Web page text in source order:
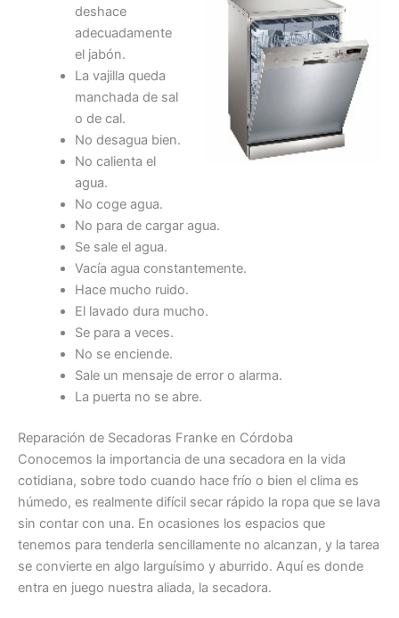
deshace
adecuadamente
el jabón.
La vajilla queda
manchada de sal
o de cal.
No desagua bien.
No calienta el
agua.
No coge agua.
No para de cargar agua.
Se sale el agua.
Vacía agua constantemente.
Hace mucho ruido.
El lavado dura mucho.
Se para a veces.
No se enciende.
Sale un mensaje de error o alarma.
La puerta no se abre.
Reparación de Secadoras Franke en Córdoba
Conocemos la importancia de una secadora en la vida
cotidiana, sobre todo cuando hace frío o bien el clima es
húmedo, es realmente difícil secar rápido la ropa que se lava
sin contar con una. En ocasiones los espacios que
tenemos para tenderla sencillamente no alcanzan, y la tarea
se convierte en algo larguísimo y aburrido. Aquí es donde
entra en juego nuestra aliada, la secadora.